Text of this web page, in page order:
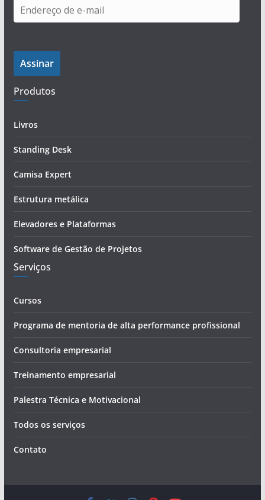
n
e
e
ç
d
e
a
l
Assinar
Produtos
Livros
Standing Desk
Camisa Expert
Estrutura metálica
Elevadores e Plataformas
Software de Gestão de Projetos
Serviços
Cursos
Programa de mentoria de alta performance profissional
Consultoria empresarial
Treinamento empresarial
Palestra Técnica e Motivacional
Todos os serviços
Contato